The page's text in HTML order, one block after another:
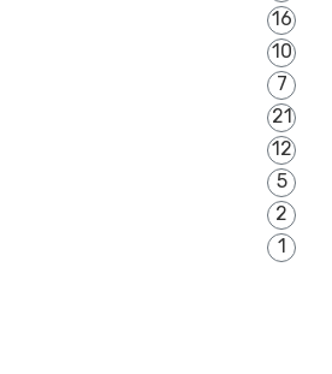
16
10
7
21
12
5
2
1